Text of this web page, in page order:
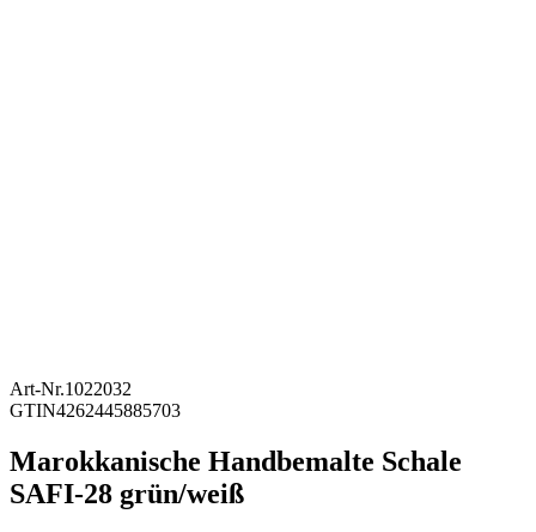
Art-Nr.1022032
GTIN4262445885703
Marokkanische Handbemalte Schale
SAFI-28 grün/weiß